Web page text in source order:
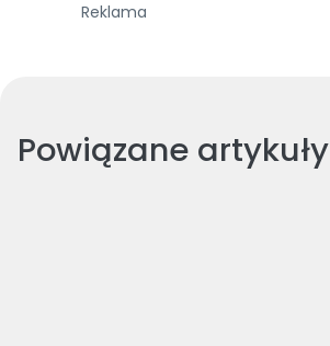
Reklama
Powiązane artykuły